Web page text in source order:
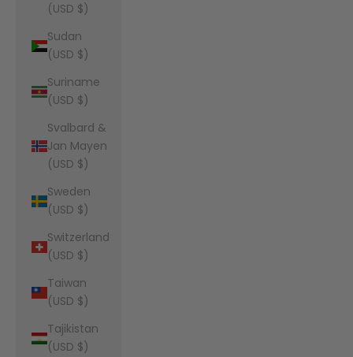
(USD $)
Sudan
(USD $)
Suriname
(USD $)
Svalbard &
Jan Mayen
(USD $)
Sweden
(USD $)
Switzerland
(USD $)
Taiwan
(USD $)
Tajikistan
(USD $)